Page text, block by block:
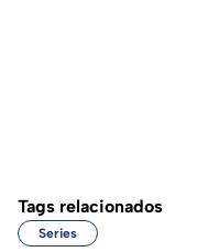
Tags relacionados
Series